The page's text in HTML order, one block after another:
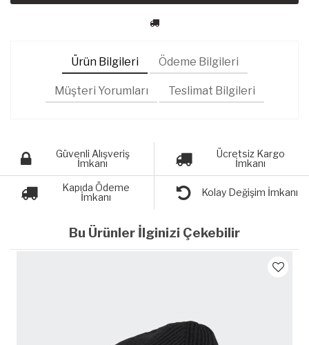
Ürün Bilgileri Ödeme Bilgileri
Müşteri Yorumları Teslimat Bilgileri
Güvenli Alışveriş
İmkanı
Ücretsiz Kargo
İmkanı
Kapıda Ödeme
İmkanı
Kolay Değişim İmkanı
Bu Ürünler İlginizi Çekebilir